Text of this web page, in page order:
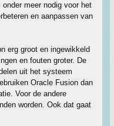
meer nodig voor het
en aanpassen van
erg groot en ingewikkeld
en fouten groter. De
uit het systeem
Oracle Fusion dan
Voor de andere
worden. Ook dat gaat